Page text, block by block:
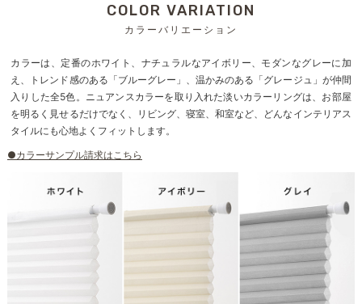
COLOR VARIATION
カラーバリエーション
カラーは、定番のホワイト、ナチュラルなアイボリー、モダンなグレーに加
え、トレンド感のある「ブルーグレー」、温かみのある「グレージュ」が仲間
入りした全5色。ニュアンスカラーを取り入れた淡いカラーリングは、お部屋
を明るく見せるだけでなく、リビング、寝室、和室など、どんなインテリアス
タイルにも心地よくフィットします。
●カラーサンプル請求はこちら